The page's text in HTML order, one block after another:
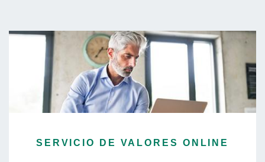
SERVICIO DE VALORES ONLINE